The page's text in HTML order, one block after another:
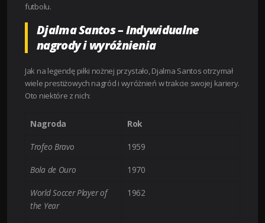
futbolu.
Djalma Santos – Indywidualne
nagrody i wyróżnienia
Jak na legendę piłki nożnej przystało, Djalma Santos otrzymał
wiele prestiżowych nagród i wyróżnień w trakcie swojej kariery.
Oto niektóre z nich:
Nagroda Rok
Trofeo Bravo 1959
Bola de Ouro 1970
World Soccer Player of
the Year
1962